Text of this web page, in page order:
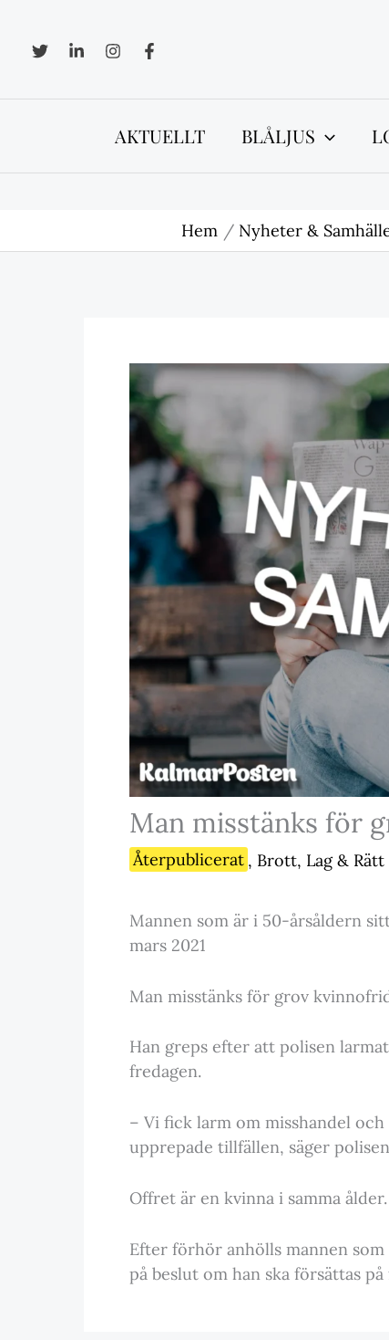
innehåll
AKTUELLT BLÅLJUS
Hem Nyheter &
Man misstänks för
Återpublicerat , Brott, Lag & Rätt
Mannen som är i 50-årsåldern
mars 2021
Man misstänks för grov
Han greps efter att polisen
fredagen.
– Vi fick larm om misshandel
upprepade tillfällen, säger
Offret är en kvinna i samma ålder.
Efter förhör anhölls mannen
på beslut om han ska försättas